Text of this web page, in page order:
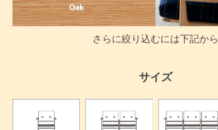
さらに絞り込むには下記から
サイズ